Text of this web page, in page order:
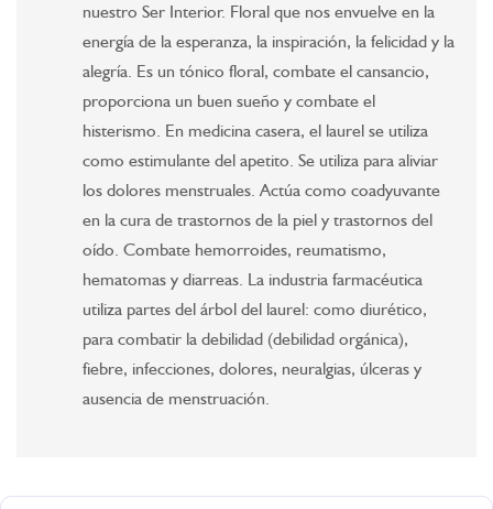
nuestro Ser Interior. Floral que nos envuelve en la
energía de la esperanza, la inspiración, la felicidad y la
alegría. Es un tónico floral, combate el cansancio,
proporciona un buen sueño y combate el
histerismo. En medicina casera, el laurel se utiliza
como estimulante del apetito. Se utiliza para aliviar
los dolores menstruales. Actúa como coadyuvante
en la cura de trastornos de la piel y trastornos del
oído. Combate hemorroides, reumatismo,
hematomas y diarreas. La industria farmacéutica
utiliza partes del árbol del laurel: como diurético,
para combatir la debilidad (debilidad orgánica),
fiebre, infecciones, dolores, neuralgias, úlceras y
ausencia de menstruación.